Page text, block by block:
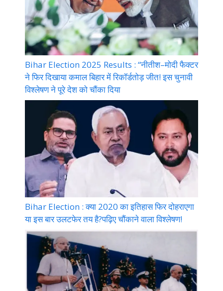
Bihar Election 2025 Results : “नीतीश–मोदी फैक्टर
ने फिर दिखाया कमाल बिहार में रिकॉर्डतोड़ जीत! इस चुनावी
विश्लेषण ने पूरे देश को चौंका दिया
Bihar Election : क्या 2020 का इतिहास फिर दोहराएगा
या इस बार उलटफेर तय है?पढ़िए चौंकाने वाला विश्लेषण!